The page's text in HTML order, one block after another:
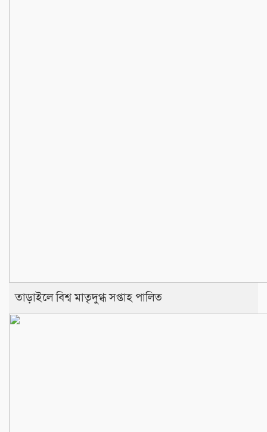
তাড়াইলে বিশ্ব মাতৃদুগ্ধ সপ্তাহ পালিত